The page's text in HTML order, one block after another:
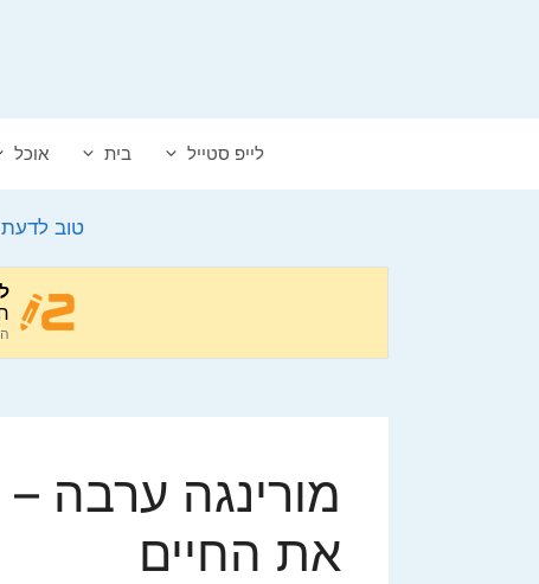
לייפ סטייל בית אוכל
טוב לדעת
מורינגה ערבה
את החיים